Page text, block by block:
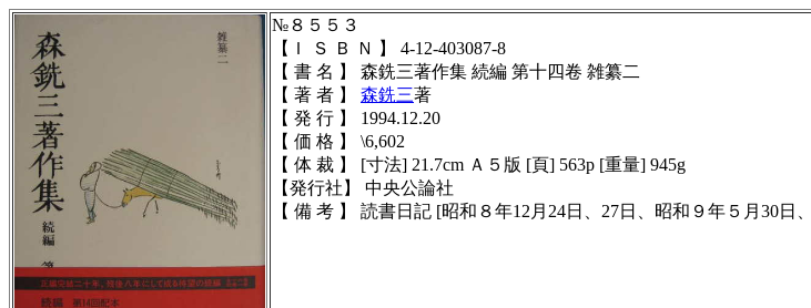
№８５５３
【Ｉ Ｓ Ｂ Ｎ 】 4-12-403087-8
【 書 名 】 森銑三著作集 続編 第十四卷 雑纂二
【 著 者 】 森銑三著
【 発 行 】 1994.12.20
【 価 格 】 \6,602
【 体 裁 】 [寸法] 21.7cm Ａ５版 [頁] 563p [重量] 945g
【発行社】 中央公論社
【 備 考 】 読書日記 [昭和８年12月24日、27日、昭和９年５月30